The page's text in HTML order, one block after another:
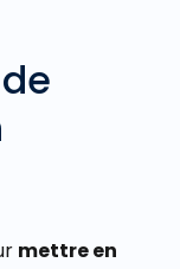
mettre en